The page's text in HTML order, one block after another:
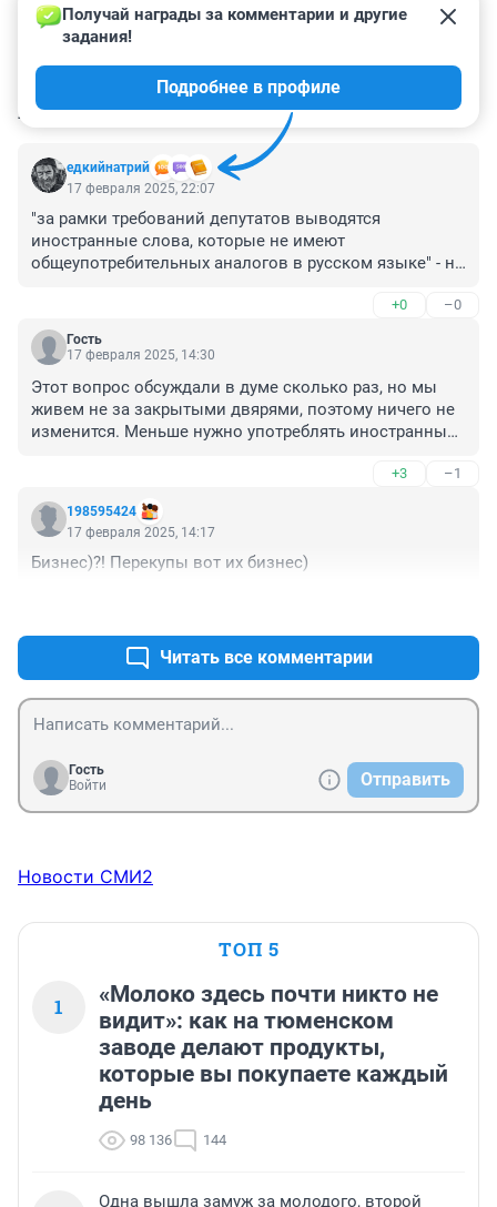
КОММЕНТАРИИ 17
едкийнатрий
Получай награды за комментарии и другие
задания!
Подробнее в профиле
17 февраля 2025, 22:07
"за рамки требований депутатов выводятся
иностранные слова, которые не имеют
общеупотребительных аналогов в русском языке" - ну
которое придется расшифровывать в словарях,
находясь в родной стране. позор
+0 –0
Гость
17 февраля 2025, 14:30
Этот вопрос обсуждали в думе сколько раз, но мы
живем не за закрытыми двярями, поэтому ничего не
изменится. Меньше нужно употреблять иностранные
+3 –1
198595424
17 февраля 2025, 14:17
Бизнес)?! Перекупы вот их бизнес)
Читать все комментарии
Гость
Войти
Отправить
Новости СМИ2
ТОП 5
1
«Молоко здесь почти никто не
видит»: как на тюменском
заводе делают продукты,
которые вы покупаете каждый
день
98 136 144
Одна вышла замуж за молодого, второй